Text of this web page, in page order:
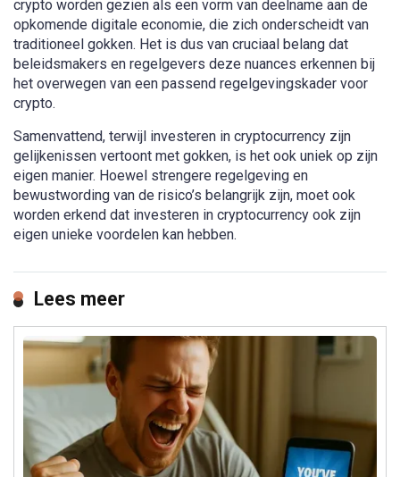
crypto worden gezien als een vorm van deelname aan de
opkomende digitale economie, die zich onderscheidt van
traditioneel gokken. Het is dus van cruciaal belang dat
beleidsmakers en regelgevers deze nuances erkennen bij
het overwegen van een passend regelgevingskader voor
crypto.
Samenvattend, terwijl investeren in cryptocurrency zijn
gelijkenissen vertoont met gokken, is het ook uniek op zijn
eigen manier. Hoewel strengere regelgeving en
bewustwording van de risico’s belangrijk zijn, moet ook
worden erkend dat investeren in cryptocurrency ook zijn
eigen unieke voordelen kan hebben.
Lees meer